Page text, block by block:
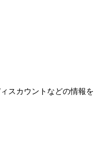
スカウントなどの情報を